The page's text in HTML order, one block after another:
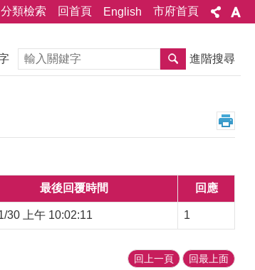
分類檢索 回首頁 English 市府首頁
搜尋 進階搜尋
最後回覆時間 回應
30 上午 10:02:11 1
回上一頁 回最上面